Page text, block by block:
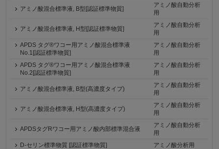
アミノ酸混合標準液, B型[認証標準物質]
アミノ酸自動分析
用
アミノ酸混合標準液, H型[認証標準物質]
アミノ酸自動分析
用
APDS タグ®ワコー用アミノ酸混合標準液
No.1[認証標準物質]
アミノ酸自動分析
用
APDS タグ®ワコー用アミノ酸混合標準液
No.2[認証標準物質]
アミノ酸自動分析
用
アミノ酸混合標準液, B型(高濃度タイプ)
アミノ酸自動分析
用
アミノ酸混合標準液, H型(高濃度タイプ)
アミノ酸自動分析
用
APDSタグRワコー用アミノ酸内部標準混合液
アミノ酸自動分析
用
D-セリン標準物質 [認証標準物質]
アミノ酸分析用